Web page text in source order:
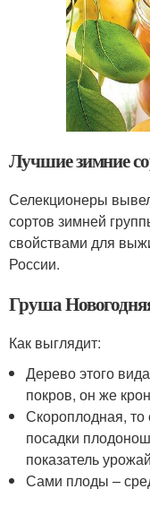
Лучшие зимние
Селекционеры
сортов зимней
свойствами для
России.
Груша
Как выглядит:
Дерево этого
покров, он же
Скороплодная, то
посадки
показатель
Сами плоды –